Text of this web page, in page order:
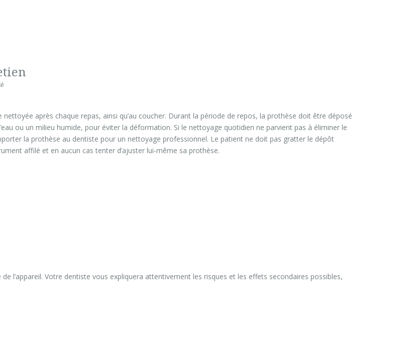
après chaque repas, ainsi qu’au coucher. Durant la période de repos, la prothèse doit être déposé
ou un milieu humide, pour éviter la déformation. Si le nettoyage quotidien ne parvient pas à éliminer le
la prothèse au dentiste pour un nettoyage professionnel. Le patient ne doit pas gratter le dépôt
affilé et en aucun cas tenter d’ajuster lui-même sa prothèse.
l’appareil. Votre dentiste vous expliquera attentivement les risques et les effets secondaires possibles,